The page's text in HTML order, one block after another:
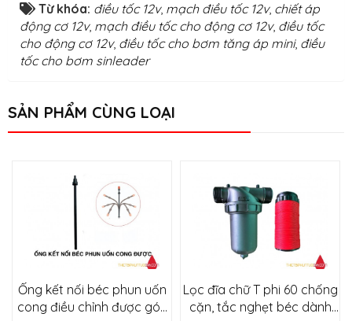
Từ khóa: điều tốc 12v, mạch điều tốc 12v, chiết áp
động cơ 12v, mạch điều tốc cho động cơ 12v, điều tốc
cho động cơ 12v, điều tốc cho bơm tăng áp mini, điều
tốc cho bơm sinleader
SẢN PHẨM CÙNG LOẠI
Ống kết nối béc phun uốn
cong điều chỉnh được góc
Lọc đĩa chữ T phi 60 chống
cặn, tắc nghẹt béc dành